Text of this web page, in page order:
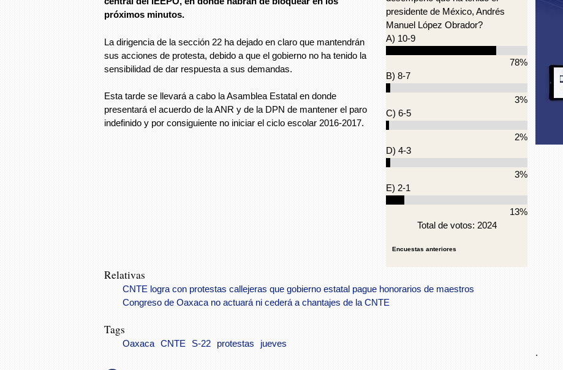
próximos minutos.
La dirigencia de la sección 22 ha dejado en claro que mantendrán
sus acciones de protesta, debido a que el gobierno no ha tenido la
sensibilidad de dar respuesta a sus demandas.
Esta tarde se llevará a cabo la Asamblea Estatal en donde
presentará el acuerdo de la ANR y de la DPN de mantener el paro
indefinido y por consiguiente no iniciar el ciclo escolar 2016-2017.
presidente de México, Andrés
Manuel López Obrador?
A) 10-9
78%
B) 8-7
3%
C) 6-5
2%
D) 4-3
3%
E) 2-1
13%
Total de votos: 2024
Encuestas anteriores
Relativas
CNTE logra con protestas callejeras que gobierno estatal pague honorarios de maestros
Congreso de Oaxaca no actuará ni cederá a chantajes de la CNTE
Tags
Oaxaca CNTE S-22 protestas jueves
.